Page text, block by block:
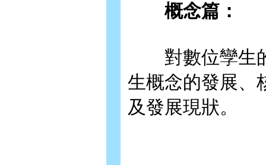
概念篇：
對數位孿生的
生概念的發展、
及發展現狀。